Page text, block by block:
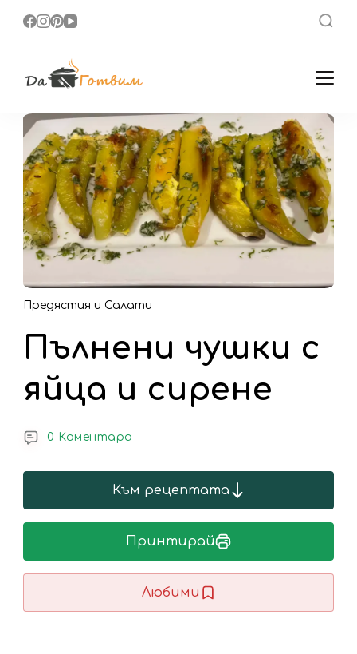
Рецепти
Предястия и Салати
Пълнени чушки с
яйца и сирене
0 Коментара
Към рецептата
Принтирай
Любими